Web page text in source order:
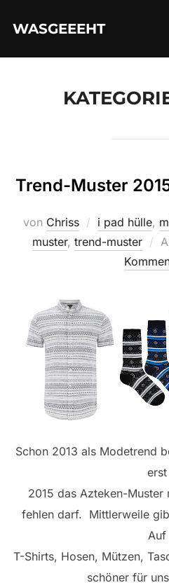
InhaltWASGEEEHT
Trend-Muster
von Chriss i pad hülle,
muster, trend-muster
Schon 2013 als Modetrend
erst
2015 das Azteken-
fehlen darf. Mittlerweile
Auf
T-Shirts, Hosen, Mützen,
schöner für